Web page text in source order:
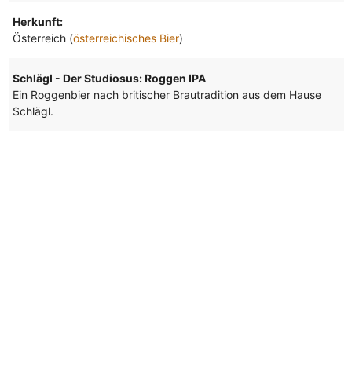
Herkunft:
Österreich (österreichisches Bier)
Schlägl - Der Studiosus: Roggen IPA
Ein Roggenbier nach britischer Brautradition aus dem Hause
Schlägl.